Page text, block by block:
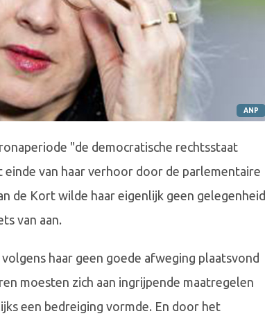
ANP
"de democratische rechtsstaat
van haar verhoor door de parlementaire
de Kort wilde haar eigenlijk geen gelegenheid
van aan.
haar geen goede afweging plaatsvond
moesten zich aan ingrijpende maatregelen
een bedreiging vormde. En door het